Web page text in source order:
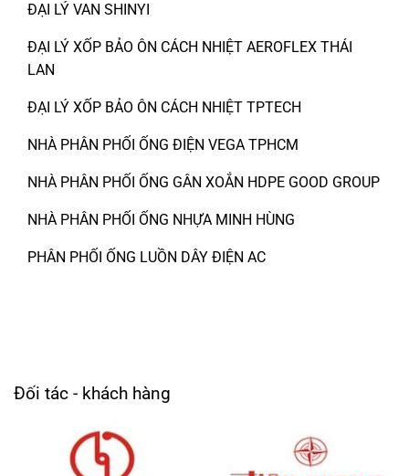
ĐẠI LÝ VAN SHINYI
ĐẠI LÝ XỐP BẢO ÔN CÁCH NHIỆT AEROFLEX THÁI
LAN
ĐẠI LÝ XỐP BẢO ÔN CÁCH NHIỆT TPTECH
NHÀ PHÂN PHỐI ỐNG ĐIỆN VEGA TPHCM
NHÀ PHÂN PHỐI ỐNG GÂN XOẮN HDPE GOOD GROUP
NHÀ PHÂN PHỐI ỐNG NHỰA MINH HÙNG
PHÂN PHỐI ỐNG LUỒN DÂY ĐIỆN AC
Đối tác - khách hàng